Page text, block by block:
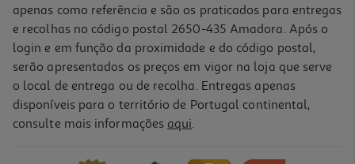
apenas como referência e são os praticados para entregas
e recolhas no código postal 2650-435 Amadora. Após o
login e em função da proximidade e do código postal,
serão apresentados os preços em vigor na loja que serve
o local de entrega ou de recolha. Entregas apenas
disponíveis para o território de Portugal continental,
consulte mais informações aqui.